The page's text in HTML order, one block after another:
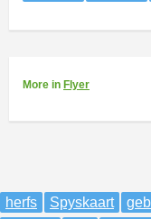
More in Flyer
herfs Spyskaart